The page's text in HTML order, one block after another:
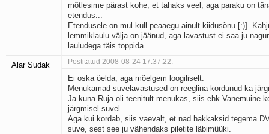
mõtlesime pärast kohe, et tahaks veel, aga paraku on
etendus...
Etendusele on mul küll peaaegu ainult kiidusõnu [:)].
lemmiklaulu välja on jäänud, aga lavastust ei saa ju
lauludega täis toppida.
Alar Sudak Postitatud 2008-08-24 17:37:22.
Ei oska öelda, aga mõelgem loogiliselt.
Menukamad suvelavastused on reeglina kordunud ka
Ja kuna Ruja oli teenitult menukas, siis ehk Vanemuine
järgmisel suvel.
Aga kui kordab, siis vaevalt, et nad hakkaksid tegema
suve, sest see ju vähendaks piletite läbimüüki.